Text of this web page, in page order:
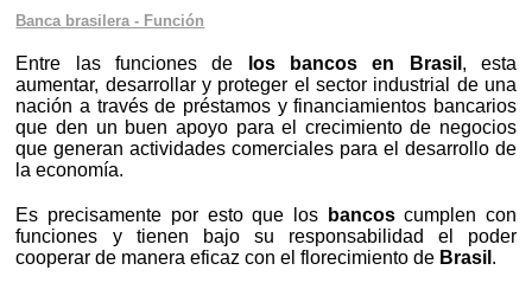
Banca brasilera - Función
Entre las funciones de los bancos en Brasil , esta
aumentar, desarrollar y proteger el sector industrial de una
nación a través de préstamos y financiamientos bancarios
que den un buen apoyo para el crecimiento de negocios
que generan actividades comerciales para el desarrollo de
la economía.
Es precisamente por esto que los bancoscumplen con
funciones y tienen bajo su responsabilidad el poder
cooperar de manera eficaz con el florecimiento de Brasil .